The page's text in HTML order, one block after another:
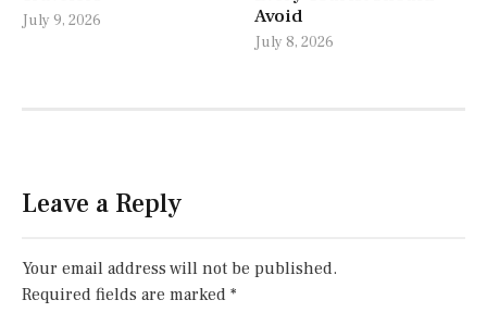
July 9, 2026
Avoid
July 8, 2026
Leave a Reply
Your email address will not be published.
Required fields are marked *